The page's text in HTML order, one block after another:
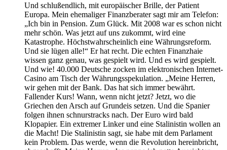
Und schlußendlich, mit europäischer Brille, der Patient
Europa. Mein ehemaliger Finanzberater sagt mir am Telefon:
„Ich bin in Pension. Zum Glück. Mit 2008 war es schon nicht
mehr schön. Was jetzt auf uns zukommt, wird eine
Katastrophe. Höchstwahrscheinlich eine Währungsreform.
Und sie lügen alle!“ Er hat recht. Die echten Finanzhaie
wissen ganz genau, was gespielt wird. Und es wird gespielt.
Und wie! 40.000 Deutsche zocken im elektronischen Internet-
Casino am Tisch der Währungsspekulation. „Meine Herren,
wir gehen mit der Bank. Das hat sich immer bewährt.
Fallender Kurs! Wann, wenn nicht jetzt? Jetzt, wo die
Griechen den Arsch auf Grundeis setzen. Und die Spanier
folgen ihnen schnurstracks nach. Der Euro wird bald
Klopapier. Ein extremer Linker und eine Stalinistin wollen an
die Macht! Die Stalinistin sagt, sie habe mit dem Parlament
kein Problem. Das werde, wenn die Revolution hereinbricht,